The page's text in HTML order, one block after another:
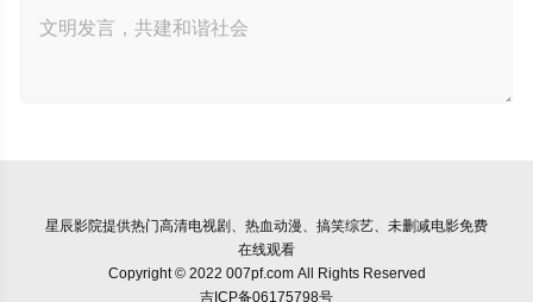
星辰影院提供热门高清电视剧、热血动漫、搞笑综艺、未删减电影免费
在线观看
Copyright © 2022 007pf.com All Rights Reserved
吉ICP备06175798号